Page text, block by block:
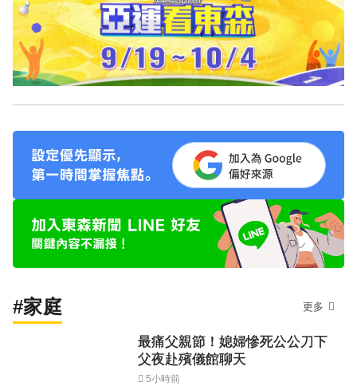
#家庭 更多
最痛父親節！媳婦慘死公公刀下
父夜赴殯儀館聊天
5小時前